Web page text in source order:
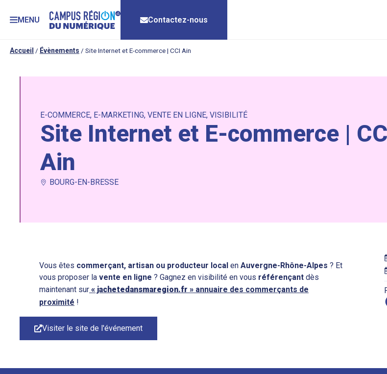
MENU Contactez-nous
Accueil / Évènements / Site Internet et E-commerce | CCI Ain
E-COMMERCE, E-MARKETING, VENTE EN LIGNE, VISIBILITÉ
Site Internet et E-commerce |
Ain
BOURG-EN-BRESSE
Vous êtes commerçant, artisan ou producteur local en Auvergne-Rhône-Alpes ? Et
vous proposer la vente en ligne ? Gagnez en visibilité en vous référençant dès
maintenant sur « jachetedansmaregion.fr » annuaire des commerçants de
proximité !
Visiter le site de l'événement